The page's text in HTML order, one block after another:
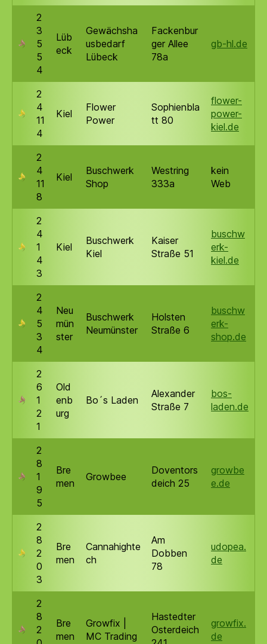
2
3
5
5
4
Lüb
eck
Gewächsha
usbedarf
Lübeck
Fackenbur
ger Allee
78a
gb-hl.de
2
4
11
4
Kiel
Flower
Power
Sophienbla
tt 80
flower-
power-
kiel.de
2
4
11
8
Kiel
Buschwerk
Shop
Westring
333a
kein
Web
2
4
1
4
3
Kiel
Buschwerk
Kiel
Kaiser
Straße 51
buschw
erk-
kiel.de
2
4
5
3
4
Neu
mün
ster
Buschwerk
Neumünster
Holsten
Straße 6
buschw
erk-
shop.de
2
6
1
2
1
Old
enb
urg
Bo´s Laden
Alexander
Straße 7
bos-
laden.de
2
8
1
9
5
Bre
men
Growbee
Doventors
deich 25
growbe
e.de
2
8
2
0
3
Bre
men
Cannahighte
ch
Am
Dobben
78
udopea.
de
2
8
2
Bre
men
Growfix |
MC Trading
Hastedter
Osterdeich
growfix.
de